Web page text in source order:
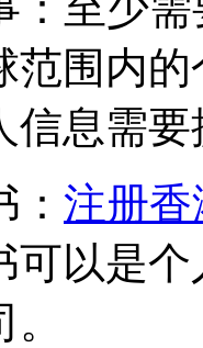
范围内
信息需
注册
可以是